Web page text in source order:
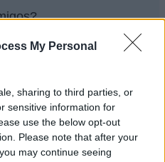
My Personal
sharing to third parties, or
sensitive information for
use the below opt-out
Please note that after your
may continue seeing
TOP Música